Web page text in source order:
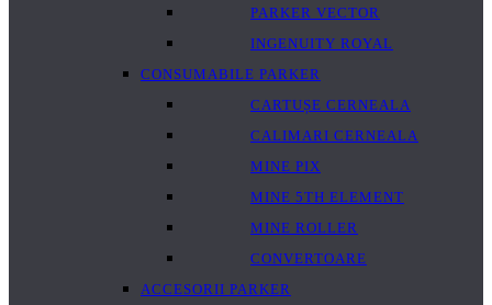
PARKER VECTOR
INGENUITY ROYAL
CONSUMABILE PARKER
CARTUȘE CERNEALA
CALIMARI CERNEALA
MINE PIX
MINE 5TH ELEMENT
MINE ROLLER
CONVERTOARE
ACCESORII PARKER